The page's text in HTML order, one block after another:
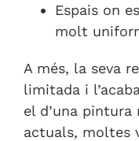
Espais on
molt
A més, la seva
limitada i
el d’una
actuals, moltes